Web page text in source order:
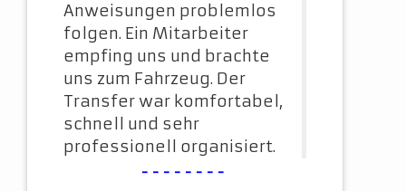
Anweisungen problemlos
folgen. Ein Mitarbeiter
empfing uns und brachte
uns zum Fahrzeug. Der
Transfer war komfortabel,
schnell und sehr
professionell organisiert.
--------